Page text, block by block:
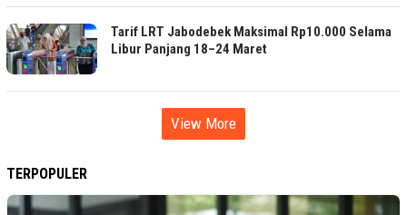
Tarif LRT Jabodebek Maksimal Rp10.000 Selama
Libur Panjang 18–24 Maret
View More
TERPOPULER